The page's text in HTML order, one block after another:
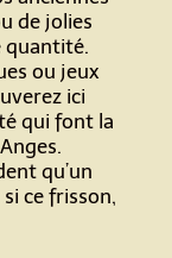
de jolies
quantité.
ou jeux
ici
qui font la
qu’un
ce frisson,